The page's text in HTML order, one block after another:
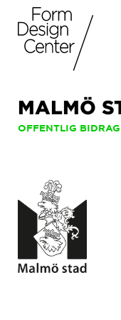
MALMÖ
OFFENTLIG